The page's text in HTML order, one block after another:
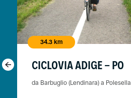
34.3 km
CICLOVIA ADIGE - PO
da Barbuglio (Lendinara) a Polesella